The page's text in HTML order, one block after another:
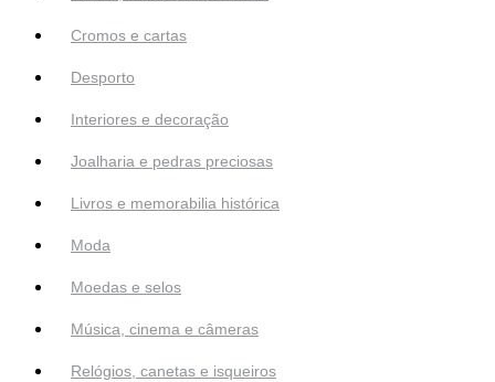
Cromos e cartas
Desporto
Interiores e decoração
Joalharia e pedras preciosas
Livros e memorabilia histórica
Moda
Moedas e selos
Música, cinema e câmeras
Relógios, canetas e isqueiros